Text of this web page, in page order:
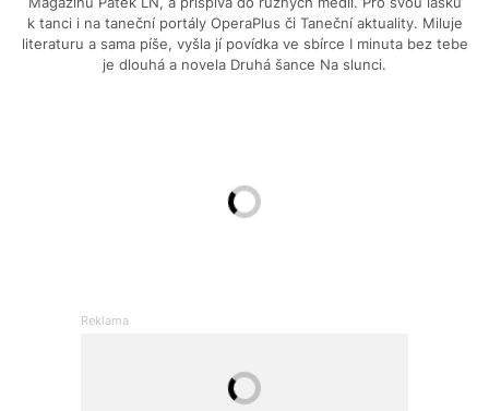
k tanci i na taneční portály OperaPlus či Taneční aktuality. Miluje
literaturu a sama píše, vyšla jí povídka ve sbírce I minuta bez tebe
je dlouhá a novela Druhá šance Na slunci.